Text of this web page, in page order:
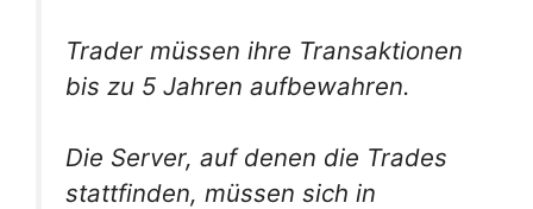
Trader müssen ihre Transaktionen
bis zu 5 Jahren aufbewahren.
Die Server, auf denen die Trades
stattfinden, müssen sich in